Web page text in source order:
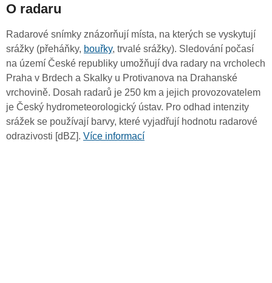
O radaru
Radarové snímky znázorňují místa, na kterých se vyskytují
srážky (přeháňky, bouřky, trvalé srážky). Sledování počasí
na území České republiky umožňují dva radary na vrcholech
Praha v Brdech a Skalky u Protivanova na Drahanské
vrchovině. Dosah radarů je 250 km a jejich provozovatelem
je Český hydrometeorologický ústav. Pro odhad intenzity
srážek se používají barvy, které vyjadřují hodnotu radarové
odrazivosti [dBZ]. Více informací